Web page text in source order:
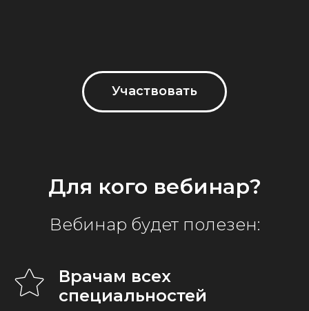
Участвовать
Для кого вебинар?
Вебинар будет полезен:
Врачам всех
специальностей